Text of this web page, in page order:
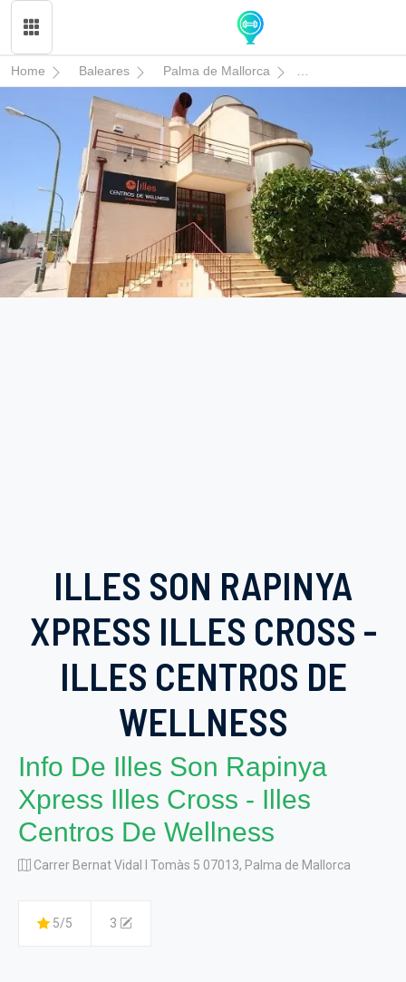
Home Baleares Palma de Mallorca Illes Son
ILLES SON RAPINYA
XPRESS ILLES CROSS -
ILLES CENTROS DE
WELLNESS
Info De Illes Son Rapinya
Xpress Illes Cross - Illes
Centros De Wellness
Carrer Bernat Vidal I Tomàs 5 07013, Palma de Mallorca
5/5 3